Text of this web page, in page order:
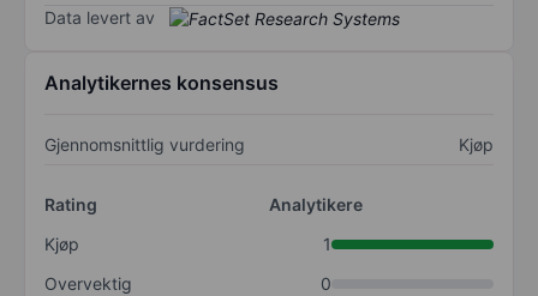
Data levert av
Analytikernes konsensus
Gjennomsnittlig vurdering Kjøp
Rating
Analytikere
Kjøp
1
Overvektig
0